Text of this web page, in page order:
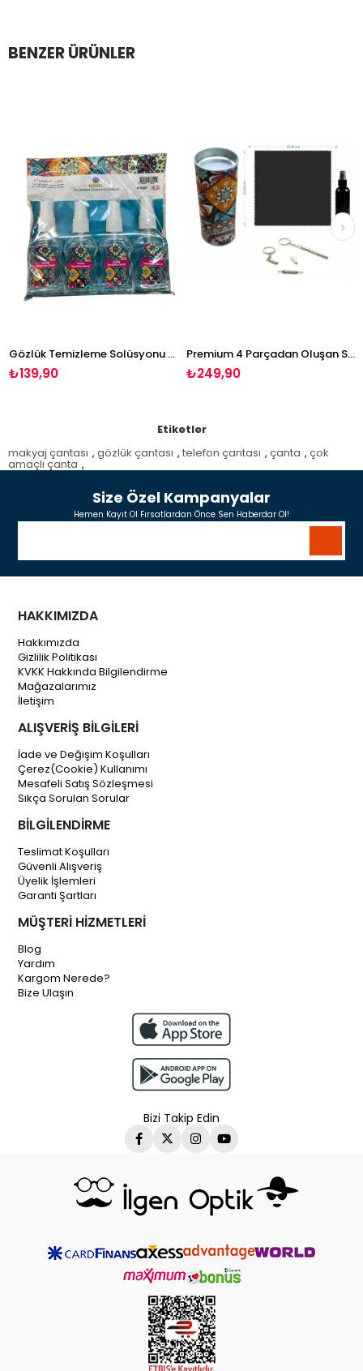
BENZER ÜRÜNLER
Gözlük Temizleme Solüsyonu 50 ml 4 Adet
₺139,90
Premium 4 Parçadan Oluşan Silindir Set, 30 ml Solüsyon, 20x20 cm Bez, Metal Silindir Kutu ve Çok Fonksiyonlu Tornavida Anahtarlık
₺249,90
Etiketler
makyaj çantası , gözlük çantası , telefon çantası , çanta , çok
amaçlı çanta ,
Size Özel Kampanyalar
Hemen Kayıt Ol Fırsatlardan Önce Sen Haberdar Ol!
HAKKIMIZDA
Hakkımızda
Gizlilik Politikası
KVKK Hakkında Bilgilendirme
Mağazalarımız
İletişim
ALIŞVERİŞ BİLGİLERİ
İade ve Değişim Koşulları
Çerez(Cookie) Kullanımı
Mesafeli Satış Sözleşmesi
Sıkça Sorulan Sorular
BİLGİLENDİRME
Teslimat Koşulları
Güvenli Alışveriş
Üyelik İşlemleri
Garanti Şartları
MÜŞTERİ HİZMETLERİ
Blog
Yardım
Kargom Nerede?
Bize Ulaşın
Bizi Takip Edin